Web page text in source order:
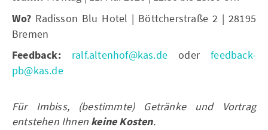
Wo? Radisson Blu Hotel | Böttcherstraße 2 | 28195
Bremen
Feedback: ralf.altenhof@kas.de oderfeedback-
pb@kas.de
Für Imbiss, (bestimmte) Getränke und Vortrag
entstehen Ihnen keine Kosten.